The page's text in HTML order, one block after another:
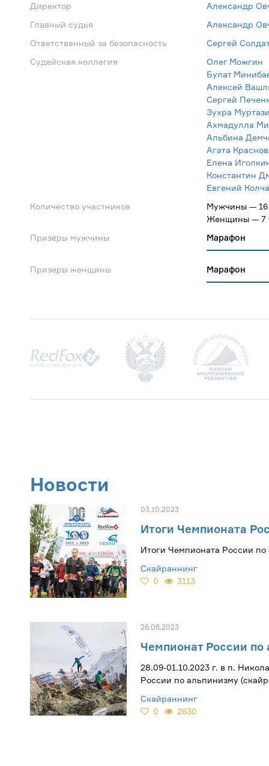
Директор
Александр
Главный судья
Александр
Ответственный за безопасность
Сергей
Судейская коллегия
Олег Можгин
Булат
Алексей
Сергей
Зухра
Ахмадулла
Альбина
Агата
Елена
Константин
Евгений
Количество участников
Мужчины — 16
Женщины — 7
Призеры мужчины
Марафон
Призеры женщины Марафон
Новости
03.10.2023
Итоги Чемпионата
Итоги Чемпионата России
Скайраннинг
0
3113
26.08.2023
Чемпионат России
28.09-01.10.2023 г. в п.
России по альпинизму
Скайраннинг
0
2630